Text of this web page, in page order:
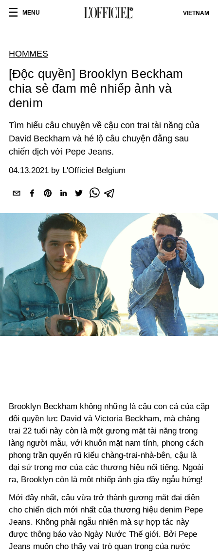
MENU VIETNAM
HOMMES
[Độc quyền] Brooklyn Beckham
chia sẻ đam mê nhiếp ảnh và
denim
Tìm hiểu câu chuyện về cậu con trai tài năng của
David Beckham và hé lộ câu chuyện đằng sau
chiến dịch với Pepe Jeans.
04.13.2021 by L'Officiel Belgium
Brooklyn Beckham không những là cậu con cả của cặp
đôi quyền lực David và Victoria Beckham, mà chàng
trai 22 tuổi này còn là một gương mặt tài năng trong
làng người mẫu, với khuôn mặt nam tính, phong cách
phong trần quyến rũ kiểu chàng-trai-nhà-bên, cậu là
đại sứ trong mơ của các thương hiệu nổi tiếng. Ngoài
ra, Brooklyn còn là một nhiếp ảnh gia đầy ngẫu hứng!
Mới đây nhất, cậu vừa trở thành gương mặt đại diện
cho chiến dịch mới nhất của thương hiệu denim Pepe
Jeans. Không phải ngẫu nhiên mà sự hợp tác này
được thông báo vào Ngày Nước Thế giới. Bởi Pepe
Jeans muốn cho thấy vai trò quan trọng của nước